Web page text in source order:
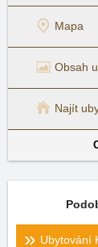
Mapa
Obsah
Najít
Ubytování